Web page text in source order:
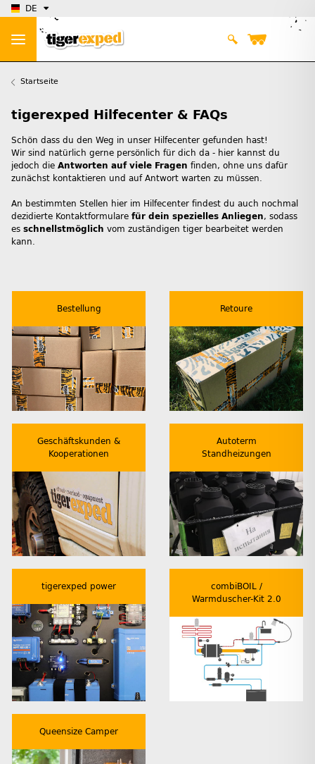
DE
Startseite
tigerexped Hilfecenter & FAQs
Schön dass du den Weg in unser Hilfecenter gefunden hast!
Wir sind natürlich gerne persönlich für dich da - hier kannst du
jedoch die Antworten auf viele Fragen finden, ohne uns dafür
zunächst kontaktieren und auf Antwort warten zu müssen.
An bestimmten Stellen hier im Hilfecenter findest du auch nochmal
dezidierte Kontaktformulare für dein spezielles Anliegen, sodass
es schnellstmöglich vom zuständigen tiger bearbeitet werden
kann.
Bestellung Retoure
Geschäftskunden &
Kooperationen
Autoterm
Standheizungen
tigerexped power
combiBOIL /
Warmduscher-Kit 2.0
Queensize Camper